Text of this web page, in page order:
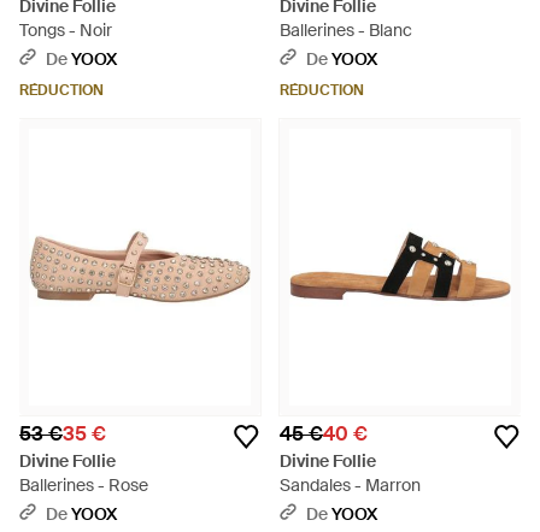
Divine Follie
Tongs - Noir
DeYOOX
RÉDUCTION
Divine Follie
Ballerines - Blanc
DeYOOX
RÉDUCTION
53 €35 €
Divine Follie
Ballerines - Rose
DeYOOX
45 €40 €
Divine Follie
Sandales - Marron
DeYOOX